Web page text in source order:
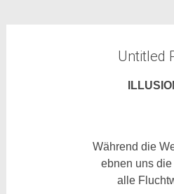
Untitled
Während die
ebnen uns
alle